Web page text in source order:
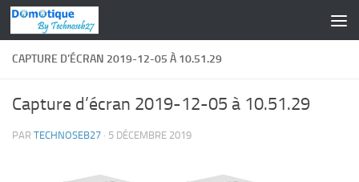
Skip to content
CAPTURE D’ÉCRAN 2019-12-05 À 10.51.29
Capture d’écran 2019-12-05 à 10.51.29
PAR TECHNOSEB27 · 5 DÉCEMBRE 2019